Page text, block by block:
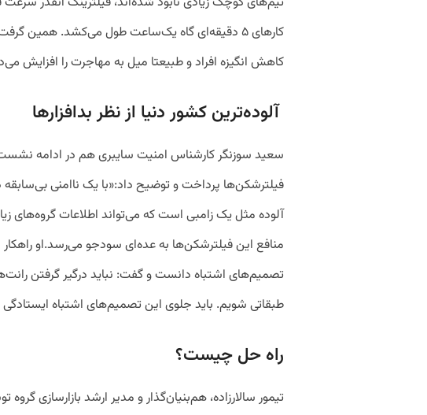
کارهای ۵ دقیقه‌ای گاه یک‌ساعت طول می‌کشد. همین
کاهش انگیزه افراد و طبیعتا میل به مهاجرت را افزایش
آلوده‌ترین کشور دنیا از نظر بدافزارها
سعید سوزنگر کارشناس امنیت سایبری هم در ادامه
فیلترشکن‌ها پرداخت و توضیح داد:«با یک ناامنی
آلوده مثل یک زامبی است که می‌تواند اطلاعات گروه‌های
منافع این فیلترشکن‌ها به عده‌ای سودجو می‌رسد.او راهکار
تصمیم‌های اشتباه دانست و گفت: نباید درگیر گرفتن
طبقاتی شویم. باید جلوی این تصمیم‌های اشتباه ایستادگی
راه حل چیست؟
تیمور سالارزاده، هم‌بنیان‌گذار و مدیر ارشد بازارسازی